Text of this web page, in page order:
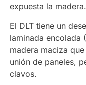
expuesta la madera.
El DLT tiene un
laminada encolada
madera maciza
unión de paneles,
clavos.